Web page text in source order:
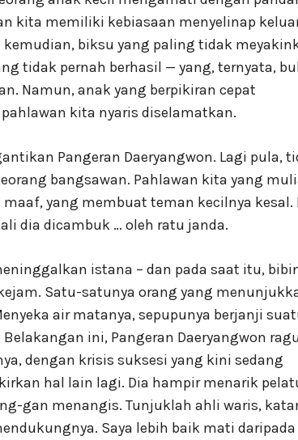
kita memiliki kebiasaan menyelinap
biksu yang paling tidak
tidak pernah berhasil — yang, ternyata,
Namun, anak yang berpikiran cepat
kita nyaris diselamatkan.
Pangeran Daeryangwon. Lagi pula,
bangsawan. Pahlawan kita yang
yang membuat teman kecilnya kesal.
dia dicambuk … oleh ratu janda.
istana – dan pada saat itu,
Satu-satunya orang yang
air matanya, sepupunya berjanji
ini, Pangeran Daeryangwon
dengan krisis suksesi yang kini sedang
hal lain lagi. Dia hampir menarik
gan menangis. Tunjuklah ahli waris,
Saya lebih baik mati daripada